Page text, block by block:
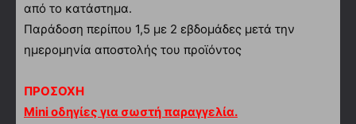
από το κατάστημα.
Παράδοση περίπου 1,5 με 2 εβδομάδες μετά την
ημερομηνία αποστολής του προϊόντος
ΠΡΟΣΟΧΗ
Mini οδηγίες για σωστή παραγγελία.